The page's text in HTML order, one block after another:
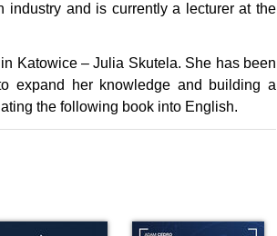
industry and is currently a lecturer at the
Katowice – Julia Skutela. She has been
expand her knowledge and building a
the following book into English.